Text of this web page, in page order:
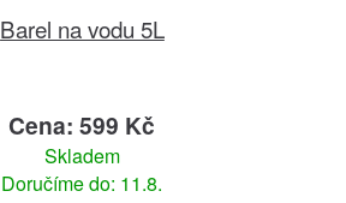
Barel na vodu 5L
Cena: 599 Kč
Skladem
Doručíme do: 11.8.